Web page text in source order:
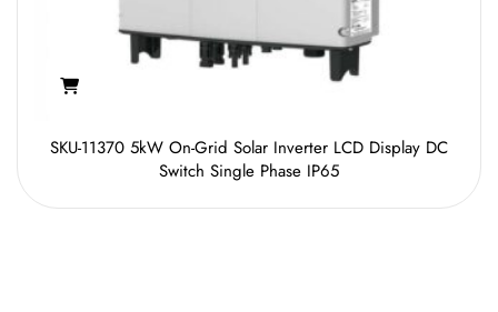
SKU-11370 5kW On-Grid Solar Inverter LCD Display DC
Switch Single Phase IP65